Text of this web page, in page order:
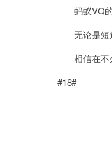
蚂蚁VQ的
无论是短途
相信在不久
#18#